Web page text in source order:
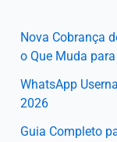
Nova Cobrança
o Que Muda
WhatsApp
2026
Guia Completo